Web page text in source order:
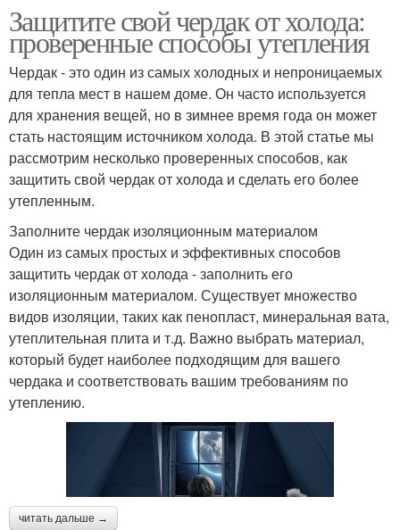
Защитите свой чердак от холода:
проверенные способы утепления
Чердак - это один из самых холодных и непроницаемых
для тепла мест в нашем доме. Он часто используется
для хранения вещей, но в зимнее время года он может
стать настоящим источником холода. В этой статье мы
рассмотрим несколько проверенных способов, как
защитить свой чердак от холода и сделать его более
утепленным.
Заполните чердак изоляционным материалом
Один из самых простых и эффективных способов
защитить чердак от холода - заполнить его
изоляционным материалом. Существует множество
видов изоляции, таких как пенопласт, минеральная вата,
утеплительная плита и т.д. Важно выбрать материал,
который будет наиболее подходящим для вашего
чердака и соответствовать вашим требованиям по
утеплению.
читать дальше →